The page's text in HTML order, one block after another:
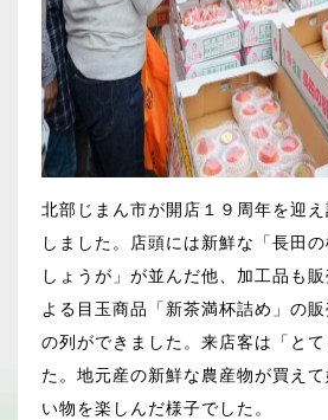
北部じまん市が開店１９周年を迎
しました。店頭には新鮮な「長田
しょうが」が並んだ他、加工品も
よる目玉商品「新茶満杯詰め」の
の列ができました。来店客は「と
た。地元産の新鮮な農産物が買え
い物を楽しんだ様子でした。